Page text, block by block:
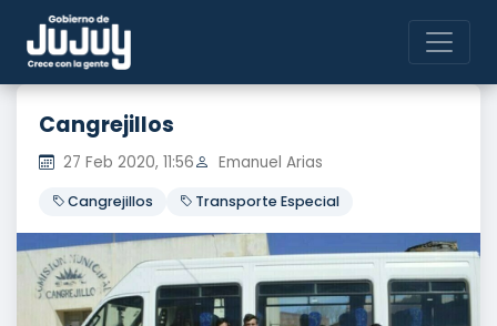
Cangrejillos
27 Feb 2020, 11:56 Emanuel Arias
Cangrejillos Transporte Especial